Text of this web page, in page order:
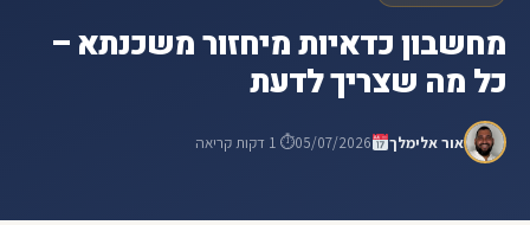
מחשבון כדאיות מיחזור משכנתא –
כל מה שצריך לדעת
אור אלימלך 05/07/2026⏱ 1 דקות קריאה